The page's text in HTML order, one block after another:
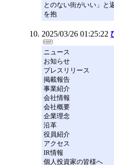
とのない街がいい」と
を抱
2025/03/26 01:25:22
ニュース
お知らせ
プレスリリース
掲載報告
事業紹介
会社情報
会社概要
企業理念
沿革
役員紹介
アクセス
IR情報
個人投資家の皆様へ